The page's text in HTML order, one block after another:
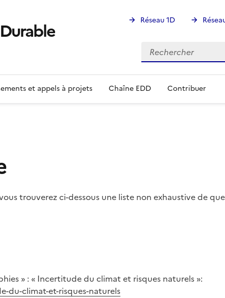
Réseau 1D
Rechercher
Rechercher
et appels à projets Chaîne EDD Contribuer
trouverez ci-dessous une liste non exhaustive de
» : « Incertitude du climat et risques naturels »:
du-climat-et-risques-naturels